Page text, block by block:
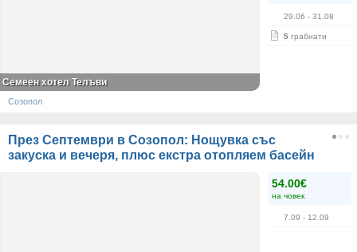
29.06 - 31.08
5 грабнати
Семеен хотел Телъви
Созопол
През Септември в Созопол: Нощувка със
закуска и вечеря, плюс екстра отопляем басейн
54.00€
на човек
7.09 - 12.09